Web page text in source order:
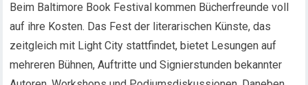
Beim Baltimore Book Festival kommen Bücherfreunde voll
auf ihre Kosten. Das Fest der literarischen Künste, das
zeitgleich mit Light City stattfindet, bietet Lesungen auf
mehreren Bühnen, Auftritte und Signierstunden bekannter